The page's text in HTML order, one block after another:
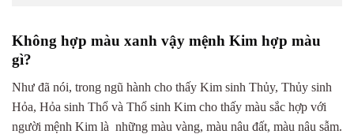
Không hợp màu xanh vậy mệnh Kim hợp màu
gì?
Như đã nói, trong ngũ hành cho thấy Kim sinh Thủy, Thủy sinh
Hỏa, Hỏa sinh Thổ và Thổ sinh Kim cho thấy màu sắc hợp với
người mệnh Kim là những màu vàng, màu nâu đất, màu nâu sẫm.